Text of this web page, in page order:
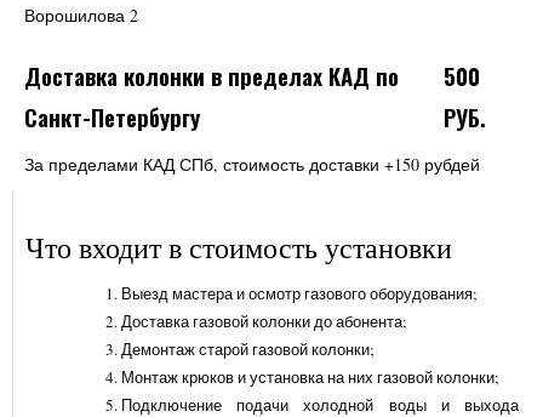
Ворошилова 2
Доставка колонки в пределах КАД по
Санкт-Петербургу
500
РУБ.
За пределами КАД СПб, стоимость доставки +150 рубдей
Что входит в стоимость установки
Выезд мастера и осмотр газового оборудования;
Доставка газовой колонки до абонента;
Демонтаж старой газовой колонки;
Монтаж крюков и установка на них газовой колонки;
Подключение подачи холодной воды и выхода